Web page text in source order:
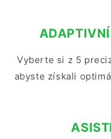
Vyberte si z 5
abyste získali